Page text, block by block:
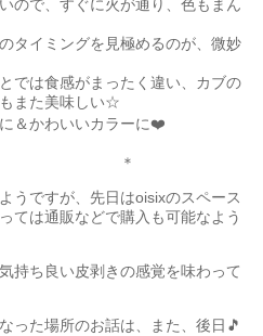
ので、すぐに火が通り、色もまん
タイミングを見極めるのが、微妙
では食感がまったく違い、カブの
また美味しい☆
＆かわいいカラーに❤️
＊
うですが、先日はoisixのスペース
ては通販などで購入も可能なよう
持ち良い皮剥きの感覚を味わって
った場所のお話は、また、後日🎵